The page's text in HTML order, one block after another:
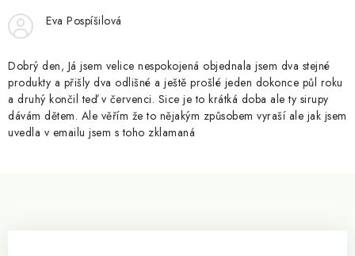
u
Eva Pospíšilová
Dobrý den, Já jsem velice nespokojená objednala jsem dva stejné
produkty a přišly dva odlišné a ještě prošlé jeden dokonce půl roku
a druhý končil teď v červenci. Sice je to krátká doba ale ty sirupy
dávám dětem. Ale věřím že to nějakým způsobem vyraší ale jak jsem
uvedla v emailu jsem s toho zklamaná